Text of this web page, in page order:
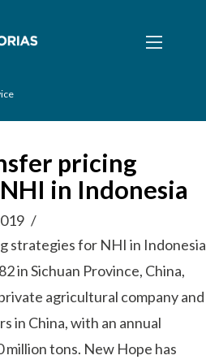
pricing
in Indonesia
strategies for NHI in Indonesia
in Sichuan Province, China,
agricultural company and
in China, with an annual
tons. New Hope has